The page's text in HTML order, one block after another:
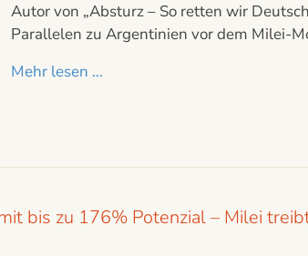
Autor von „Absturz – So retten wir
Parallelen zu Argentinien vor dem Milei-
Mehr lesen ...
bis zu 176% Potenzial – Milei